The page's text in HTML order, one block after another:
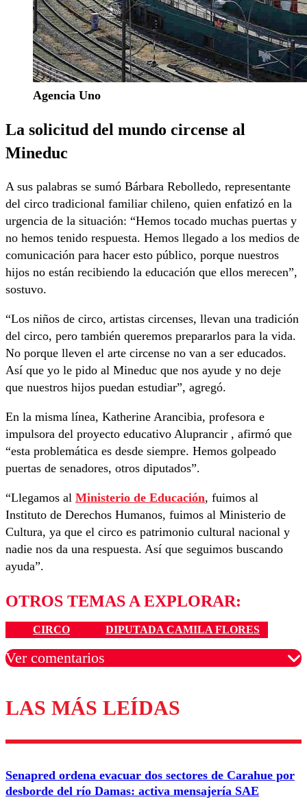
Agencia Uno
La solicitud del mundo circense al
Mineduc
A sus palabras se sumó Bárbara Rebolledo, representante
del circo tradicional familiar chileno, quien enfatizó en la
urgencia de la situación: “Hemos tocado muchas puertas y
no hemos tenido respuesta. Hemos llegado a los medios de
comunicación para hacer esto público, porque nuestros
hijos no están recibiendo la educación que ellos merecen”,
sostuvo.
“Los niños de circo, artistas circenses, llevan una tradición
del circo, pero también queremos prepararlos para la vida.
No porque lleven el arte circense no van a ser educados.
Así que yo le pido al Mineduc que nos ayude y no deje
que nuestros hijos puedan estudiar”, agregó.
En la misma línea, Katherine Arancibia, profesora e
impulsora del proyecto educativo Aluprancir , afirmó que
“esta problemática es desde siempre. Hemos golpeado
puertas de senadores, otros diputados”.
“Llegamos al Ministerio de Educación, fuimos al
Instituto de Derechos Humanos, fuimos al Ministerio de
Cultura, ya que el circo es patrimonio cultural nacional y
nadie nos da una respuesta. Así que seguimos buscando
ayuda”.
OTROS TEMAS A EXPLORAR:
CIRCO DIPUTADA CAMILA FLORES
Ver comentarios
Los comentarios son moderados para garantizar un
diálogo respetuoso.
Correo
LAS MÁS LEÍDAS
Senapred ordena evacuar dos sectores de Carahue por
desborde del río Damas: activa mensajería SAE